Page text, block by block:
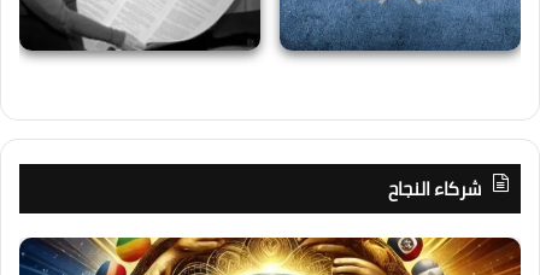
شركاء النجاح